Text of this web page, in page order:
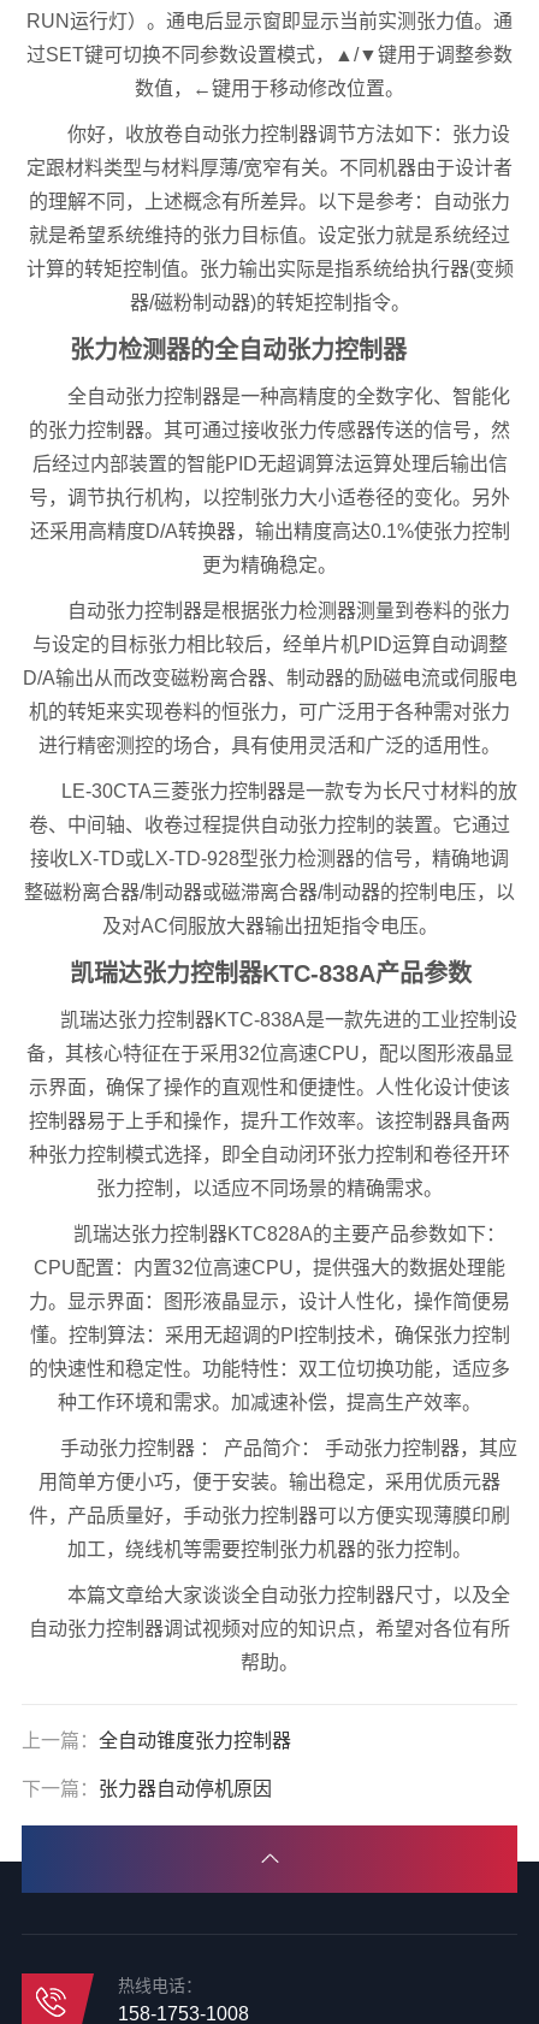
RUN运行灯）。通电后显示窗即显示当前实测张力值。通
过SET键可切换不同参数设置模式，▲/▼键用于调整参数
数值，←键用于移动修改位置。
你好，收放卷自动张力控制器调节方法如下：张力设
定跟材料类型与材料厚薄/宽窄有关。不同机器由于设计者
的理解不同，上述概念有所差异。以下是参考：自动张力
就是希望系统维持的张力目标值。设定张力就是系统经过
计算的转矩控制值。张力输出实际是指系统给执行器(变频
器/磁粉制动器)的转矩控制指令。
张力检测器的全自动张力控制器
全自动张力控制器是一种高精度的全数字化、智能化
的张力控制器。其可通过接收张力传感器传送的信号，然
后经过内部装置的智能PID无超调算法运算处理后输出信
号，调节执行机构，以控制张力大小适卷径的变化。另外
还采用高精度D/A转换器，输出精度高达0.1%使张力控制
更为精确稳定。
自动张力控制器是根据张力检测器测量到卷料的张力
与设定的目标张力相比较后，经单片机PID运算自动调整
D/A输出从而改变磁粉离合器、制动器的励磁电流或伺服电
机的转矩来实现卷料的恒张力，可广泛用于各种需对张力
进行精密测控的场合，具有使用灵活和广泛的适用性。
LE-30CTA三菱张力控制器是一款专为长尺寸材料的放
卷、中间轴、收卷过程提供自动张力控制的装置。它通过
接收LX-TD或LX-TD-928型张力检测器的信号，精确地调
整磁粉离合器/制动器或磁滞离合器/制动器的控制电压，以
及对AC伺服放大器输出扭矩指令电压。
凯瑞达张力控制器KTC-838A产品参数
凯瑞达张力控制器KTC-838A是一款先进的工业控制设
备，其核心特征在于采用32位高速CPU，配以图形液晶显
示界面，确保了操作的直观性和便捷性。人性化设计使该
控制器易于上手和操作，提升工作效率。该控制器具备两
种张力控制模式选择，即全自动闭环张力控制和卷径开环
张力控制，以适应不同场景的精确需求。
凯瑞达张力控制器KTC828A的主要产品参数如下：
CPU配置：内置32位高速CPU，提供强大的数据处理能
力。显示界面：图形液晶显示，设计人性化，操作简便易
懂。控制算法：采用无超调的PI控制技术，确保张力控制
的快速性和稳定性。功能特性：双工位切换功能，适应多
种工作环境和需求。加减速补偿，提高生产效率。
手动张力控制器 ： 产品简介： 手动张力控制器，其应
用简单方便小巧，便于安装。输出稳定，采用优质元器
件，产品质量好，手动张力控制器可以方便实现薄膜印刷
加工，绕线机等需要控制张力机器的张力控制。
本篇文章给大家谈谈全自动张力控制器尺寸，以及全
自动张力控制器调试视频对应的知识点，希望对各位有所
帮助。
上一篇： 全自动锥度张力控制器
下一篇： 张力器自动停机原因
热线电话：
158-1753-1008